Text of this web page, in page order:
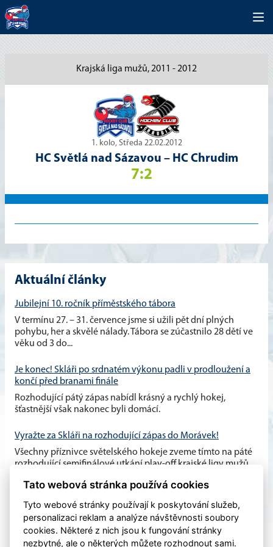
Krajská liga mužů, 2011 - 2012
1. kolo, Středa 22.02.2012
HC Světlá nad Sázavou – HC Chrudim
7:2
Aktuální články
Jubilejní 10. ročník příměstského tábora
V termínu 27. – 31. července jsme si užili pět dní plných
pohybu, her a skvělé nálady. Tábora se zúčastnilo 28 dětí ve
věku od 3 do...
Je konec! Skláři po srdnatém výkonu padli v prodloužení a
končí před branami finále
Rozhodující pátý zápas nabídl krásný a rychlý hokej,
šťastnější však nakonec byli domácí.
Vyražte za Skláři na rozhodující zápas do Morávek!
Všechny příznivce světelského hokeje zveme tímto na páté
rozhodující semifinálové utkání play-off krajské ligy mužů,
Tato webová stránka používá cookies
Tyto webové stránky používají k poskytování služeb,
personalizaci reklam a analýze návštěvnosti soubory
cookies. Některé z nich jsou k fungování stránky
nezbytné, ale o některých můžete rozhodnout sami.